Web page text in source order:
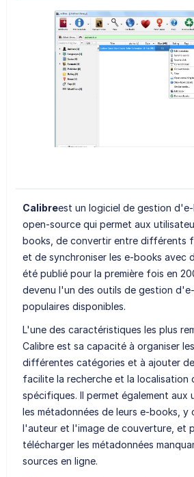
Calibreest un logiciel de gestion
open-source qui permet aux
books, de convertir entre différents
et de synchroniser les e-books avec
été publié pour la première fois en
devenu l'un des outils de gestion
populaires disponibles.
L'une des caractéristiques les plus
Calibre est sa capacité à organiser
différentes catégories et à ajouter
facilite la recherche et la localisation
spécifiques. Il permet également
les métadonnées de leurs e-books, y
l'auteur et l'image de couverture, et
télécharger les métadonnées
sources en ligne.